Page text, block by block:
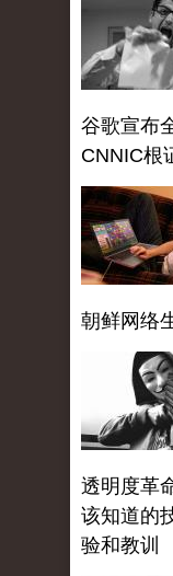
谷歌宣布
CNNIC根
朝鲜网络
透明度革
该知道的
验和教训